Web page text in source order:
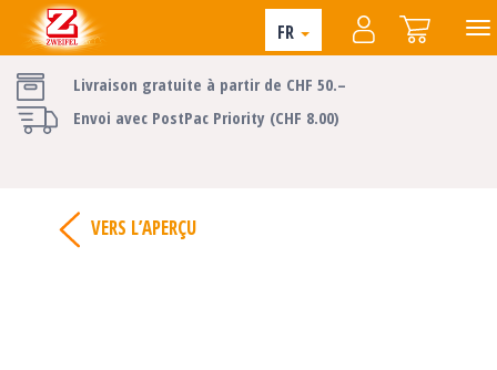
FR
Livraison gratuite à partir de CHF 50.–
Envoi avec PostPac Priority (CHF 8.00)
VERS L’APERÇU